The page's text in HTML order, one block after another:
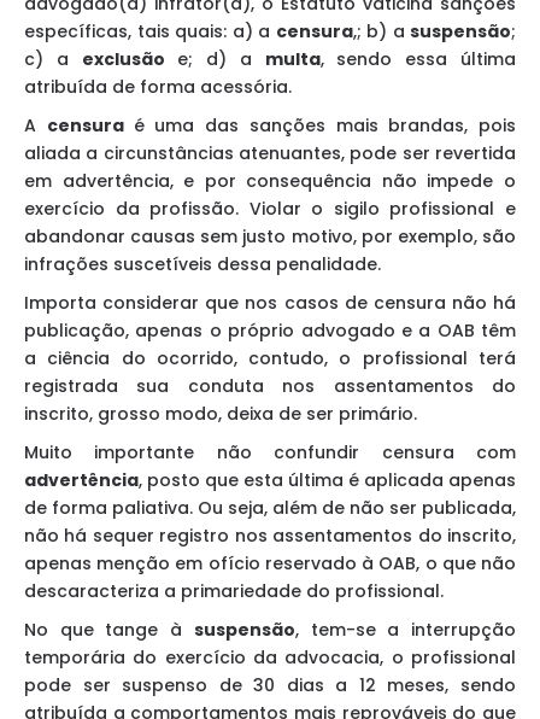
específicas, tais quais: a) a censura,; b) a suspensão;
c) a exclusão e; d) a multa, sendo essa última
atribuída de forma acessória.
A censura é uma das sanções mais brandas, pois
aliada a circunstâncias atenuantes, pode ser revertida
em advertência, e por consequência não impede o
exercício da profissão. Violar o sigilo profissional e
abandonar causas sem justo motivo, por exemplo, são
infrações suscetíveis dessa penalidade.
Importa considerar que nos casos de censura não há
publicação, apenas o próprio advogado e a OAB têm
a ciência do ocorrido, contudo, o profissional terá
registrada sua conduta nos assentamentos do
inscrito, grosso modo, deixa de ser primário.
Muito importante não confundir censura com
advertência, posto que esta última é aplicada apenas
de forma paliativa. Ou seja, além de não ser publicada,
não há sequer registro nos assentamentos do inscrito,
apenas menção em ofício reservado à OAB, o que não
descaracteriza a primariedade do profissional.
No que tange à suspensão, tem-se a interrupção
temporária do exercício da advocacia, o profissional
pode ser suspenso de 30 dias a 12 meses, sendo
atribuída a comportamentos mais reprováveis do que